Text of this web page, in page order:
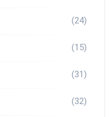
(24)
(15)
(31)
(32)